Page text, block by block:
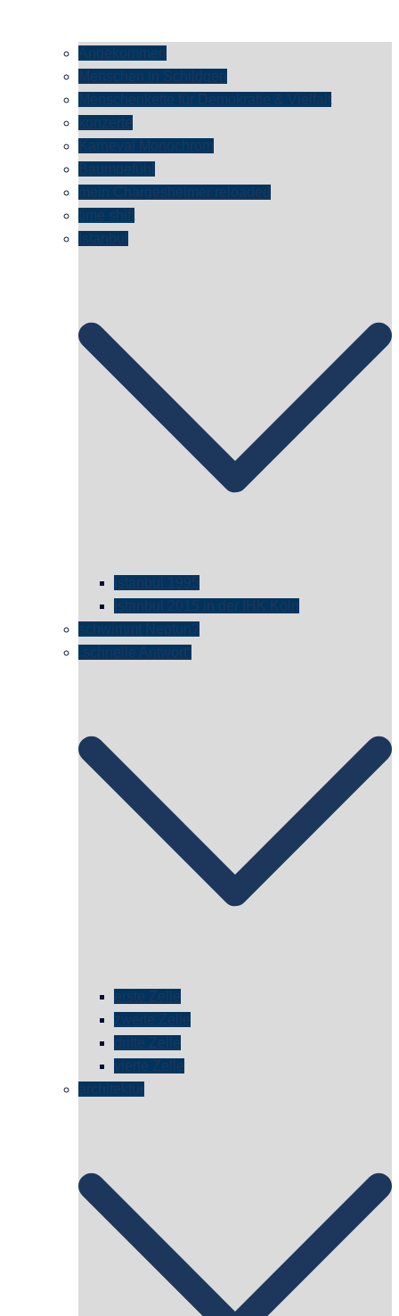
Angekommen
Menschen in Schildgen
Menschenkette für Demokratie & Vielfalt
konzerte
Karneval Monochrom
Baumgefühl
mein Chargesheimer reloaded
time shift
Istanbul
istanbul 1995
Istanbul 2015 in der IHK Köln
schwimmt Neptun?
„schnelle Antwort“
erste Zelle
zweite Zelle
dritte Zelle
vierte Zelle
architektur